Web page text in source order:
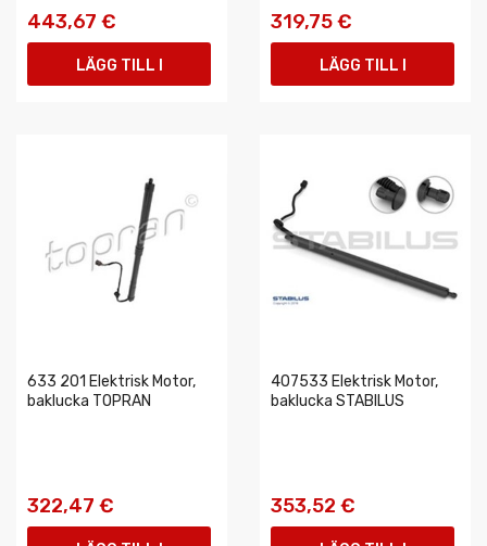
443,67 €
LÄGG TILL I
319,75 €
LÄGG TILL I
633 201 Elektrisk Motor,
baklucka TOPRAN
322,47 €
407533 Elektrisk Motor,
baklucka STABILUS
353,52 €